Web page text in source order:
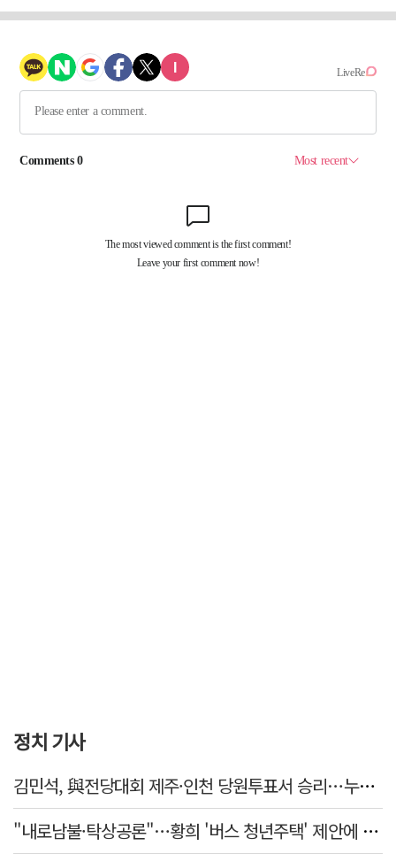
정치 기사
김민석, 與전당대회 제주·인천 당원투표서 승리…누적 득표는 '초박빙'
"내로남불·탁상공론"…황희 '버스 청년주택' 제안에 與 내부서도 쓴소리